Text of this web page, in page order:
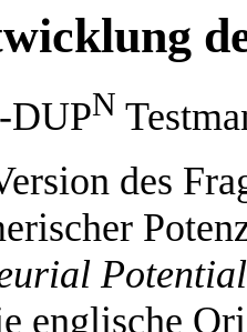
DUPN
des
englische